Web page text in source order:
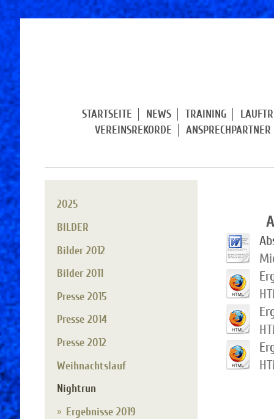
STARTSEITE NEWS TRAINING
VEREINSREKORDE
ANSPRECHPARTNER
2025
BILDER
Bilder 2012
Bilder 2011
Presse 2015
Presse 2014
Presse 2012
Weihnachtslauf
Nightrun
Ergebnisse 2019